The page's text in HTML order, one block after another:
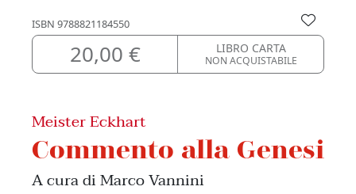
ISBN 9788821184550
20,00 € LIBRO CARTA
NON ACQUISTABILE
Meister Eckhart
Commento alla Genesi
A cura di Marco Vannini